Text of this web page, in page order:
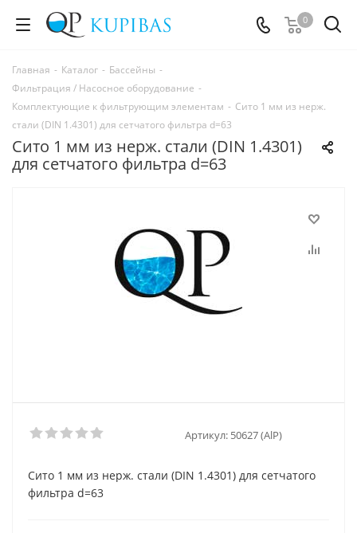
0
Главная - Каталог - Бассейны -
Фильтрация / Насосное оборудование -
Комплектующие к фильтрующим элементам - Сито 1 мм из нерж.
cтали (DIN 1.4301) для сетчатого фильтра d=63
Сито 1 мм из нерж. cтали (DIN 1.4301)
для сетчатого фильтра d=63
Артикул: 50627 (AlP)
Сито 1 мм из нерж. cтали (DIN 1.4301) для сетчатого
фильтра d=63